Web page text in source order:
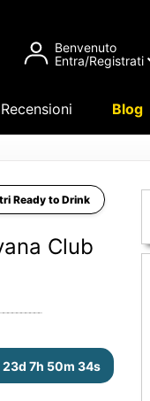
Benvenuto
Entra/Registrati
Blog
Ready to Drink
Club
23d 7h 50m 33s